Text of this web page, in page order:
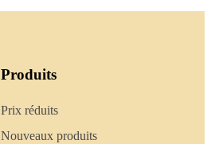
Produits
Prix réduits
Nouveaux produits